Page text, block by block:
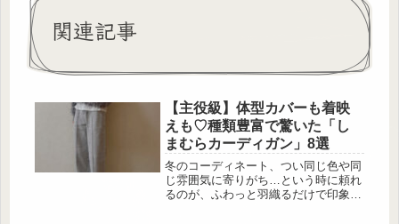
関連記事
【主役級】体型カバーも着映
えも♡種類豊富で驚いた「し
まむらカーディガン」8選
冬のコーディネート、つい同じ色や同
じ雰囲気に寄りがち…という時に頼れ
るのが、ふわっと羽織るだけで印象が